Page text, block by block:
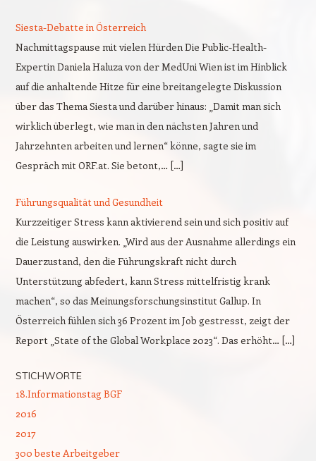
Siesta-Debatte in Österreich
Nachmittagspause mit vielen Hürden Die Public-Health-
Expertin Daniela Haluza von der MedUni Wien ist im Hinblick
auf die anhaltende Hitze für eine breitangelegte Diskussion
über das Thema Siesta und darüber hinaus: „Damit man sich
wirklich überlegt, wie man in den nächsten Jahren und
Jahrzehnten arbeiten und lernen“ könne, sagte sie im
Gespräch mit ORF.at. Sie betont,… […]
Führungsqualität und Gesundheit
Kurzzeitiger Stress kann aktivierend sein und sich positiv auf
die Leistung auswirken. „Wird aus der Ausnahme allerdings ein
Dauerzustand, den die Führungskraft nicht durch
Unterstützung abfedert, kann Stress mittelfristig krank
machen“, so das Meinungsforschungsinstitut Gallup. In
Österreich fühlen sich 36 Prozent im Job gestresst, zeigt der
Report „State of the Global Workplace 2023“. Das erhöht… […]
STICHWORTE
18.Informationstag BGF
2016
2017
300 beste Arbeitgeber